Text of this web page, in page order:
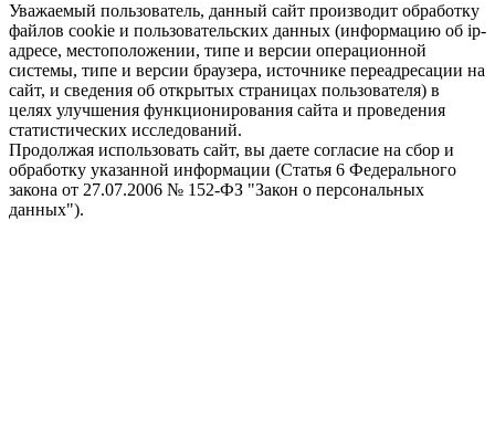
Уважаемый пользователь, данный сайт производит обработку
файлов cookie и пользовательских данных (информацию об ip-
адресе, местоположении, типе и версии операционной
системы, типе и версии браузера, источнике переадресации на
сайт, и сведения об открытых страницах пользователя) в
целях улучшения функционирования сайта и проведения
статистических исследований.
Продолжая использовать сайт, вы даете согласие на сбор и
обработку указанной информации (Статья 6 Федерального
закона от 27.07.2006 № 152-ФЗ "Закон о персональных
данных").